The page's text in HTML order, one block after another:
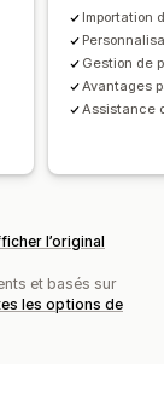
Importation
Gestion de
Avantages
Assistance
l’original
et basés sur
les options de